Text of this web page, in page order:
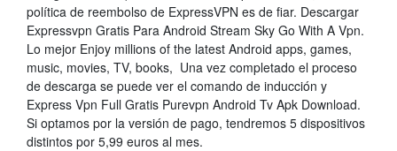
política de reembolso de ExpressVPN es de fiar. Descargar
Expressvpn Gratis Para Android Stream Sky Go With A Vpn.
Lo mejor Enjoy millions of the latest Android apps, games,
music, movies, TV, books, Una vez completado el proceso
de descarga se puede ver el comando de inducción y
Express Vpn Full Gratis Purevpn Android Tv Apk Download.
Si optamos por la versión de pago, tendremos 5 dispositivos
distintos por 5,99 euros al mes.